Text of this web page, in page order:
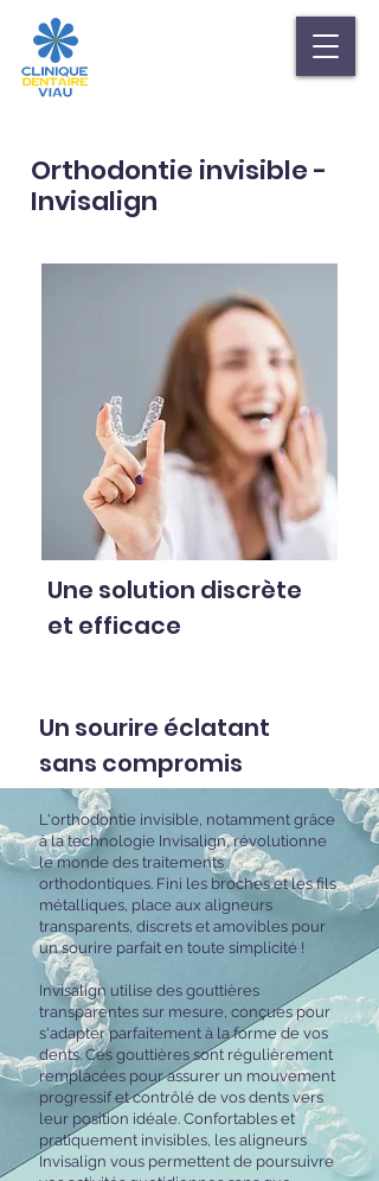
Orthodontie invisible -
Invisalign
Une solution discrète
et efficace
Un sourire éclatant
sans compromis
L'orthodontie invisible, notamment grâce
à la technologie Invisalign, révolutionne
le monde des traitements
orthodontiques. Fini les broches et les fils
métalliques, place aux aligneurs
transparents, discrets et amovibles pour
un sourire parfait en toute simplicité !
Invisalign utilise des gouttières
transparentes sur mesure, conçues pour
s'adapter parfaitement à la forme de vos
dents. Ces gouttières sont régulièrement
remplacées pour assurer un mouvement
progressif et contrôlé de vos dents vers
leur position idéale. Confortables et
pratiquement invisibles, les aligneurs
Invisalign vous permettent de poursuivre